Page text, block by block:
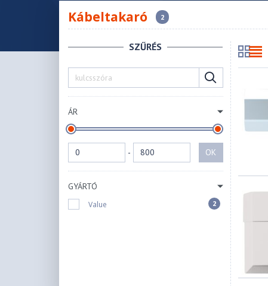
Kábeltakaró 2
SZŰRÉS
ÁR
- OK
GYÁRTÓ
Value 2